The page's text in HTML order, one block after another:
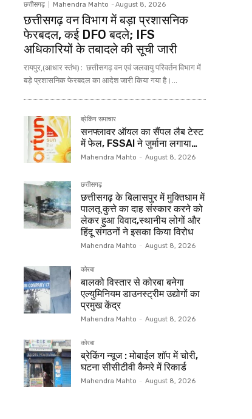
छत्तीसगढ़ Mahendra Mahto - August 8, 2026
छत्तीसगढ़ वन विभाग में बड़ा प्रशासनिक
फेरबदल, कई DFO बदले; IFS
अधिकारियों के तबादले की सूची जारी
रायपुर,(आधार स्तंभ) : छत्तीसगढ़ वन एवं जलवायु परिवर्तन विभाग में
बड़े प्रशासनिक फेरबदल का आदेश जारी किया गया है।...
ब्रेकिंग समाचार
सनफ्लावर ऑयल का सैंपल लैब टेस्ट
में फेल, FSSAI ने जुर्माना लगाया…
Mahendra Mahto - August 8, 2026
छत्तीसगढ़
छत्तीसगढ़ के बिलासपुर में मुक्तिधाम में
पालतू कुत्ते का दाह संस्कार करने को
लेकर हुआ विवाद,स्थानीय लोगों और
हिंदू संगठनों ने इसका किया विरोध
Mahendra Mahto - August 8, 2026
कोरबा
बालको विस्तार से कोरबा बनेगा
एल्युमिनियम डाउनस्ट्रीम उद्योगों का
प्रमुख केंद्र
Mahendra Mahto - August 8, 2026
कोरबा
ब्रेकिंग न्यूज : मोबाईल शॉप में चोरी,
घटना सीसीटीवी कैमरे में रिकार्ड
Mahendra Mahto - August 8, 2026